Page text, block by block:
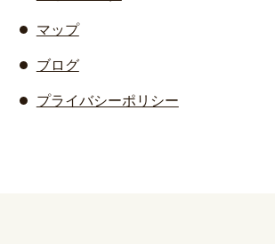
マップ
ブログ
プライバシーポリシー